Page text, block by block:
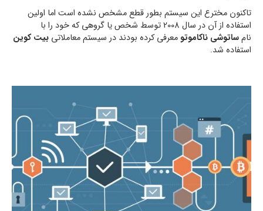
تاکنون مخترع این سیستم بطور قطع مشخص نشده است اما اولین
استفاده از آن در سال 2008 توسط شخص یا گروهی که خود را با
نامساتوشی ناکاموتومعرفی کرده بودند در سیستم معاملاتی بیت کوین
استفاده شد.